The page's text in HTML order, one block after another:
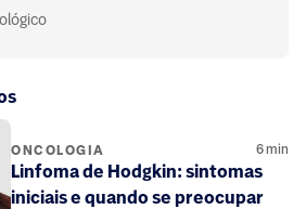
ONCOLOGIA 6min
Linfoma de Hodgkin: sintomas
iniciais e quando se preocupar